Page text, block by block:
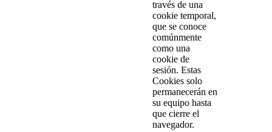
través de una
cookie temporal,
que se conoce
comúnmente
como una
cookie de
sesión. Estas
Cookies solo
permanecerán en
su equipo hasta
que cierre el
navegador.